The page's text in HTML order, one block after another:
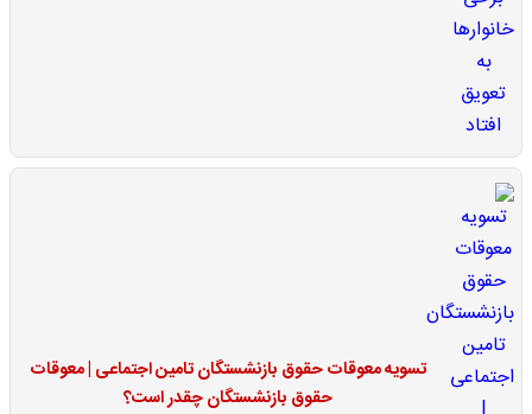
تسویه معوقات حقوق بازنشستگان تامین اجتماعی | معوقات
حقوق بازنشستگان چقدر است؟